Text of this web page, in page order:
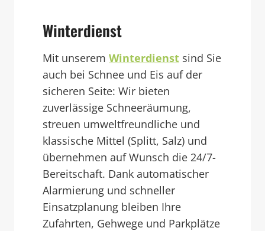
Winterdienst
Mit unserem Winterdienst sind Sie
auch bei Schnee und Eis auf der
sicheren Seite: Wir bieten
zuverlässige Schneeräumung,
streuen umweltfreundliche und
klassische Mittel (Splitt, Salz) und
übernehmen auf Wunsch die 24/7-
Bereitschaft. Dank automatischer
Alarmierung und schneller
Einsatzplanung bleiben Ihre
Zufahrten, Gehwege und Parkplätze